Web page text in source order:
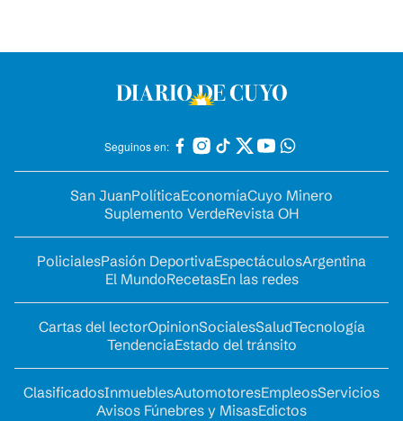
Seguinos en:
San JuanPolíticaEconomíaCuyo Minero
Suplemento VerdeRevista OH
PolicialesPasión DeportivaEspectáculosArgentina
El MundoRecetasEn las redes
Cartas del lectorOpinionSocialesSaludTecnología
TendenciaEstado del tránsito
ClasificadosInmueblesAutomotoresEmpleosServicios
Avisos Fúnebres y MisasEdictos